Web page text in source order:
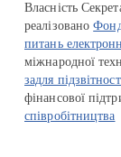
Власність
реалізовано
питань
міжнародної
задля
фінансової
співробітництва